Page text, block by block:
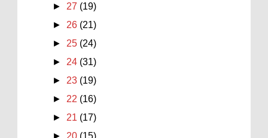
► 27 (19)
► 26 (21)
► 25 (24)
► 24 (31)
► 23 (19)
► 22 (16)
► 21 (17)
► 20 (15)